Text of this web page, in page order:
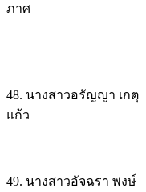
ภาศ
48. นางสาวอรัญญา เกตุ
แก้ว
49. นางสาวอัจฉรา พงษ์